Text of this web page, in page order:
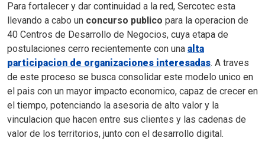
Para fortalecer y dar continuidad a la red, Sercotec esta
llevando a cabo un concurso publico para la operacion de
40 Centros de Desarrollo de Negocios, cuya etapa de
postulaciones cerro recientemente con una alta
participacion de organizaciones interesadas. A traves
de este proceso se busca consolidar este modelo unico en
el pais con un mayor impacto economico, capaz de crecer en
el tiempo, potenciando la asesoria de alto valor y la
vinculacion que hacen entre sus clientes y las cadenas de
valor de los territorios, junto con el desarrollo digital.